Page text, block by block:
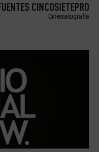
CINCOSIETEPRO
Cinematografía